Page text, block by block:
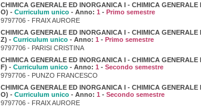
CHIMICA GENERALE ED INORGANICA I - CHIMICA
O) - Curriculum unico - Anno: 1 - Primo semestre
9797706 - FRAIX AURORE
CHIMICA GENERALE ED INORGANICA I - CHIMICA
Z) - Curriculum unico - Anno: 1 - Primo semestre
9797706 - PARISI CRISTINA
CHIMICA GENERALE ED INORGANICA I - CHIMICA
F) - Curriculum unico - Anno: 1 - Secondo semestre
9797706 - PUNZO FRANCESCO
CHIMICA GENERALE ED INORGANICA I - CHIMICA
O) - Curriculum unico - Anno: 1 - Secondo semestre
9797706 - FRAIX AURORE